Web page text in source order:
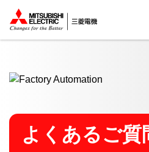
ここから本文
よくあるご質